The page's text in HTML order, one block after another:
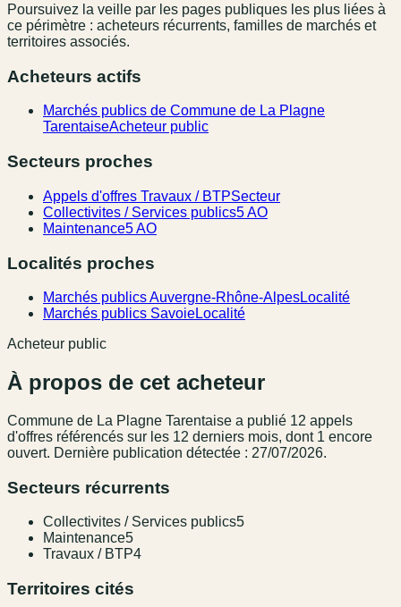
Poursuivez la veille par les pages publiques les plus liées à
ce périmètre : acheteurs récurrents, familles de marchés et
territoires associés.
Acheteurs actifs
Marchés publics de Commune de La Plagne
TarentaiseAcheteur public
Secteurs proches
Appels d'offres Travaux / BTPSecteur
Collectivites / Services publics5 AO
Maintenance5 AO
Localités proches
Marchés publics Auvergne-Rhône-AlpesLocalité
Marchés publics SavoieLocalité
Acheteur public
À propos de cet acheteur
Commune de La Plagne Tarentaise a publié 12 appel s
d'offres référencés sur les 12 derniers mois, dont 1 encore
ouvert. Dernière publication détectée : 27/07/2026.
Secteurs récurrents
Collectivites / Services publics5
Maintenance5
Travaux / BTP4
Territoires cités